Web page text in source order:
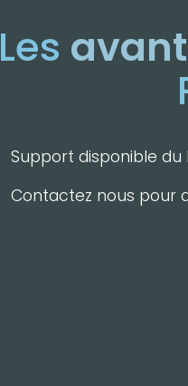
Les
Support disponible du
Contactez nous pour